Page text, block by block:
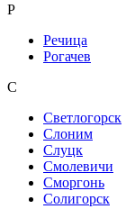
Р
Речица
Рогачев
С
Светлогорск
Слоним
Слуцк
Смолевичи
Сморгонь
Солигорск